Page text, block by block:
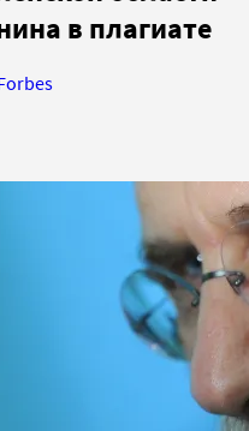
в плагиате